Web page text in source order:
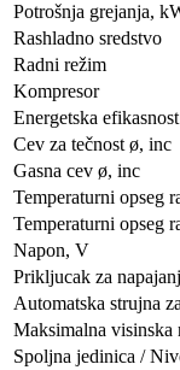
Potrošnja grejanja,
Rashladno sredstvo
Radni režim
Kompresor
Energetska efikasnost
Cev za tečnost ø, inc
Gasna cev ø, inc
Temperaturni opseg
Temperaturni opseg
Napon, V
Prikljucak za
Automatska strujna
Maksimalna visinska
Spoljna jedinica /